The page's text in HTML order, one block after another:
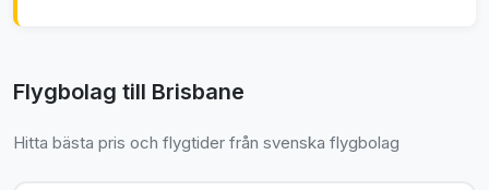
Flygbolag till Brisbane
Hitta bästa pris och flygtider från svenska flygbolag